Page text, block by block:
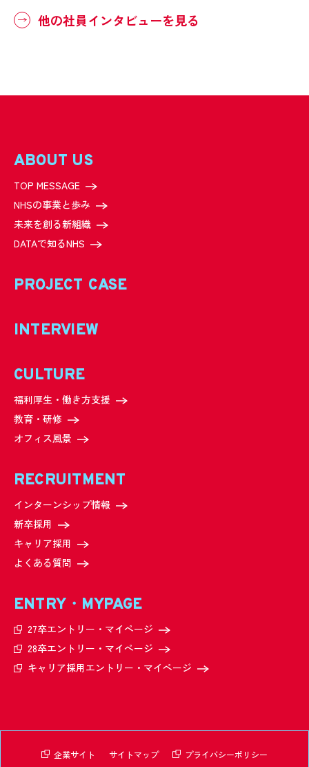
他の社員インタビューを見る
ABOUT US
TOP MESSAGE
NHSの事業と歩み
未来を創る新組織
DATAで知るNHS
PROJECT CASE
INTERVIEW
CULTURE
福利厚生・働き方支援
教育・研修
オフィス風景
RECRUITMENT
インターンシップ情報
新卒採用
キャリア採用
よくある質問
ENTRY・MYPAGE
27卒エントリー・ マイページ
28卒エントリー・ マイページ
キャリア採用エントリー・ マイページ
企業サイト サイトマップ プライバシーポリシー